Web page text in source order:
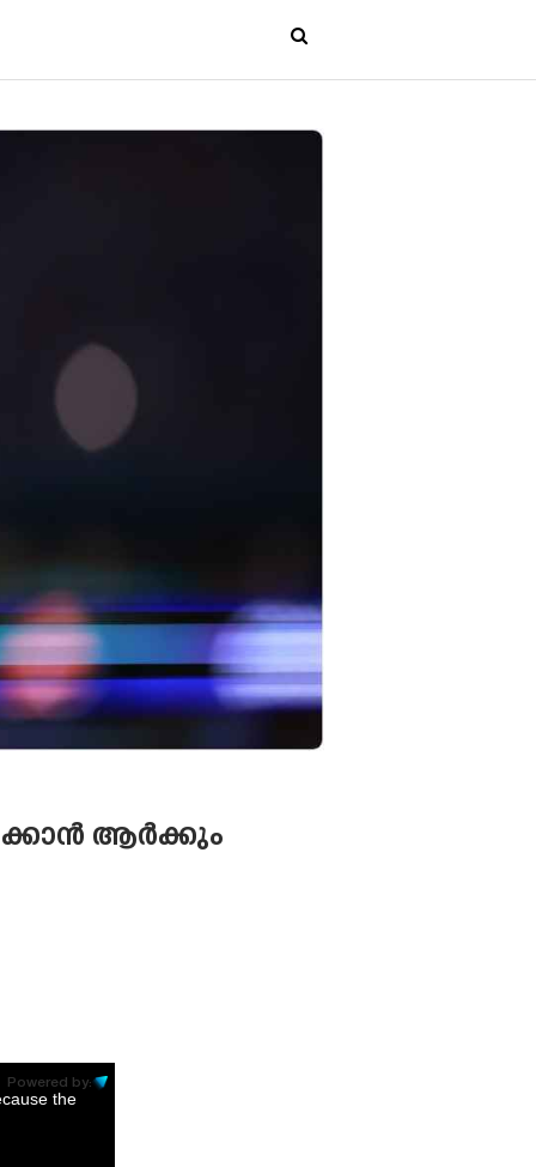
ആർക്കും
Powered by:
the